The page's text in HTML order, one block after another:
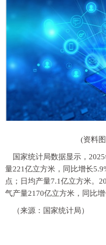
(资料
国家统计局数据显示，
量221亿立方米，同比增长
点；日均产量7.1亿立方米。
气产量2170亿立方米，同比增
（来源：国家统计局）